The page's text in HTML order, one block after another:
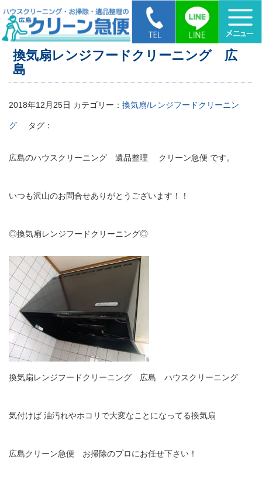
HOME > 換気扇レンジフードクリーニング 広島
換気扇レンジフードクリーニング 広
島
2018年12月25日 カテゴリー： 換気扇/レンジフードクリーニン
グ タグ：
広島のハウスクリーニング 遺品整理 クリーン急便 です。
いつも沢山のお問合せありがとうございます！！
◎換気扇レンジフードクリーニング◎
換気扇レンジフードクリーニング 広島 ハウスクリーニング
気付けば 油汚れやホコリで大変なことになってる換気扇
広島クリーン急便 お掃除のプロにお任せ下さい！